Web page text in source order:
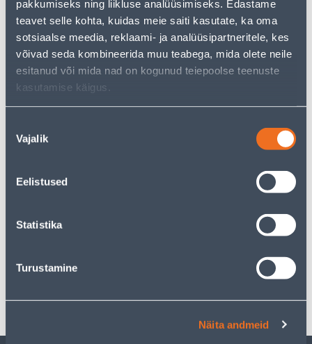
pakkumiseks ning liikluse analüüsimiseks. Edastame
teavet selle kohta, kuidas meie saiti kasutate, ka oma
sotsiaalse meedia, reklaami- ja analüüsipartneritele, kes
võivad seda kombineerida muu teabega, mida olete neile
esitanud või mida nad on kogunud teiepoolse teenuste
kasutamise käigus.
valik
Vajalik
Eelistused
Statistika
Turustamine
Näita andmeid
• 14-päevane tagastusõigus.
• HANKIJA LAOST TELLITAV TOODE